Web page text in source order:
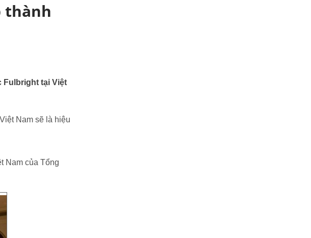
thành
Fulbright tại Việt
Nam sẽ là hiệu
Nam của Tổng